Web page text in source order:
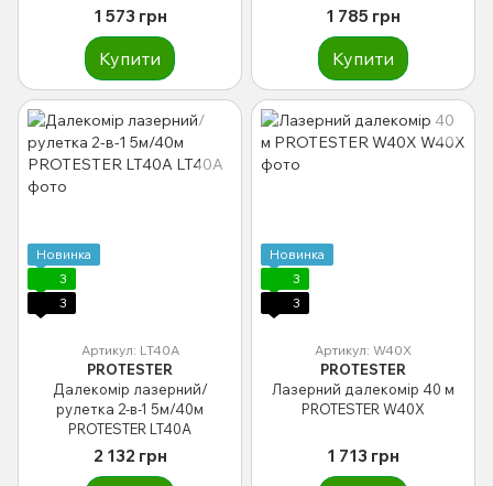
1 573 грн
Купити
1 785 грн
Купити
Новинка
3
3
Артикул: LT40A
PROTESTER
Далекомір лазерний/
рулетка 2-в-1 5м/40м
PROTESTER LT40A
2 132 грн
Новинка
3
3
Артикул: W40X
PROTESTER
Лазерний далекомір 40 м
PROTESTER W40X
1 713 грн